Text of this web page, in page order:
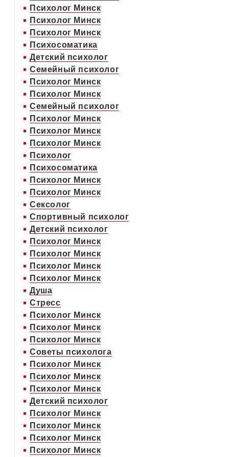
Психолог Минск
Психолог Минск
Психолог Минск
Психосоматика
Детский психолог
Семейный психолог
Психолог Минск
Психолог Минск
Семейный психолог
Психолог Минск
Психолог Минск
Психолог Минск
Психолог
Психосоматика
Психолог Минск
Психолог Минск
Сексолог
Спортивный психолог
Детский психолог
Психолог Минск
Психолог Минск
Психолог Минск
Психолог Минск
Душа
Стресс
Психолог Минск
Психолог Минск
Психолог Минск
Советы психолога
Психолог Минск
Психолог Минск
Психолог Минск
Детский психолог
Психолог Минск
Психолог Минск
Психолог Минск
Психолог Минск